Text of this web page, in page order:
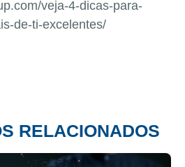
veja-4-dicas-para-
de-ti-excelentes/
RELACIONADOS